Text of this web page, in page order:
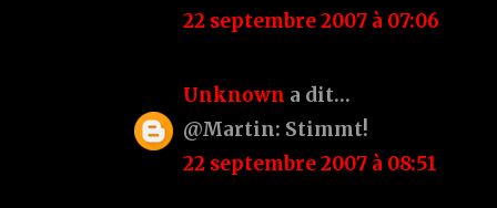
22 septembre 2007 à 07:06
Unknown a dit…
@Martin: Stimmt!
22 septembre 2007 à 08:51